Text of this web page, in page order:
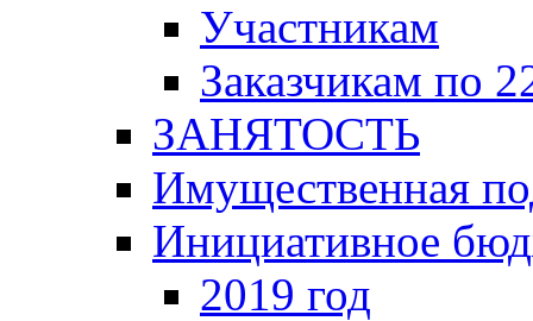
Участникам
Заказчикам по
ЗАНЯТОСТЬ
Имущественная
Инициативное
2019 год